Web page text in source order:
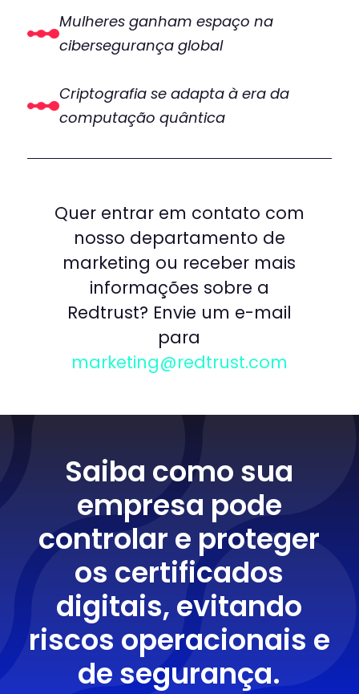
Mulheres ganham espaço na
cibersegurança global
Criptografia se adapta à era da
computação quântica
Quer entrar em contato com
nosso departamento de
marketing ou receber mais
informações sobre a
Redtrust? Envie um e-mail
para
marketing@redtrust.com
Saiba como sua
empresa pode
controlar e proteger
os certificados
digitais, evitando
riscos operacionais e
de segurança.